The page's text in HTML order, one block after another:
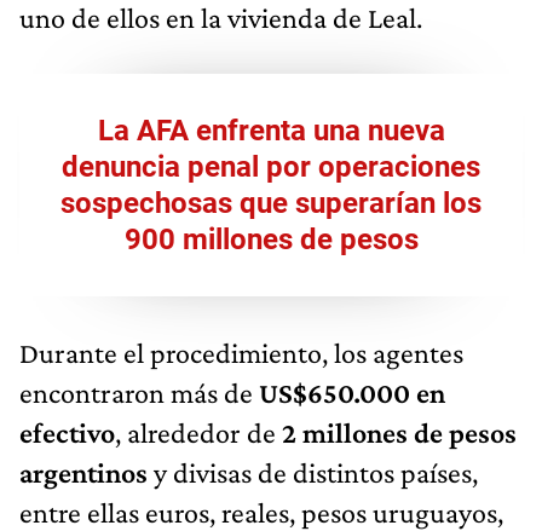
uno de ellos en la vivienda de Leal.
La AFA enfrenta una nueva
denuncia penal por operaciones
sospechosas que superarían los
900 millones de pesos
Durante el procedimiento, los agentes
encontraron más de US$650.000 en
efectivo, alrededor de 2 millones de pesos
argentinos y divisas de distintos países,
entre ellas euros, reales, pesos uruguayos,